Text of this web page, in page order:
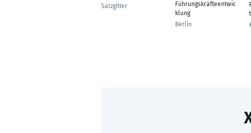
Salzgitter
Führungskräfteentwic
klung
Berlin